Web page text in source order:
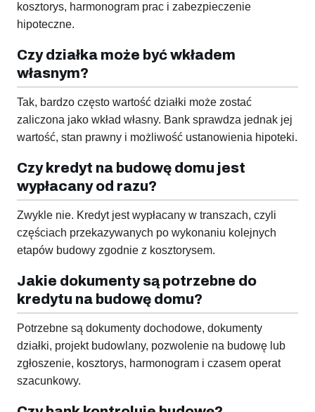
kosztorys, harmonogram prac i zabezpieczenie
hipoteczne.
Czy działka może być wkładem
własnym?
Tak, bardzo często wartość działki może zostać
zaliczona jako wkład własny. Bank sprawdza jednak jej
wartość, stan prawny i możliwość ustanowienia hipoteki.
Czy kredyt na budowę domu jest
wypłacany od razu?
Zwykle nie. Kredyt jest wypłacany w transzach, czyli
częściach przekazywanych po wykonaniu kolejnych
etapów budowy zgodnie z kosztorysem.
Jakie dokumenty są potrzebne do
kredytu na budowę domu?
Potrzebne są dokumenty dochodowe, dokumenty
działki, projekt budowlany, pozwolenie na budowę lub
zgłoszenie, kosztorys, harmonogram i czasem operat
szacunkowy.